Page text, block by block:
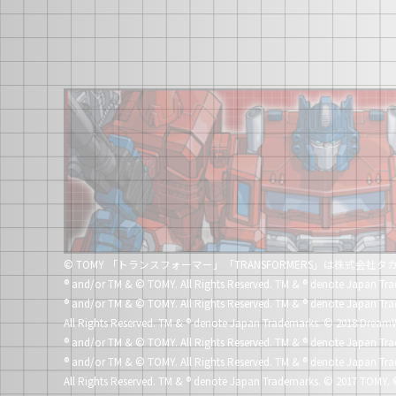
© TOMY 「トランスフォーマー」「TRANSFORMERS」は株式会社タ
® and/or TM & © TOMY. All Rights Reserved. TM & ® denote Japan
®and/or TM & © TOMY. All Rights Reserved. TM &®denote Japan
All Rights Reserved. TM &®denote Japan Trademarks.© 2018
® and/or TM & © TOMY. All Rights Reserved. TM & ® denote Japan
® and/or TM & © TOMY. All Rights Reserved. TM & ® denote Japan
All Rights Reserved. TM & ® denote Japan Trademarks. © 2017